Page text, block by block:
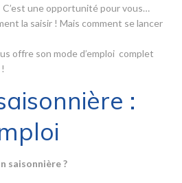
C’est une opportunité pour vous…
la saisir ! Mais comment se lancer
offre son mode d’emploi complet
:
saisonnière ?